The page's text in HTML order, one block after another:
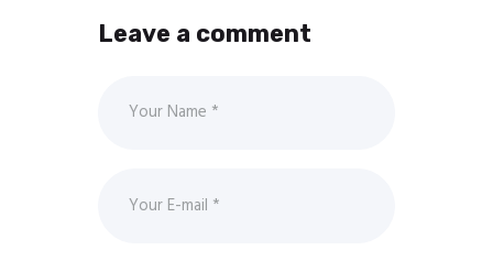
Leave a comment